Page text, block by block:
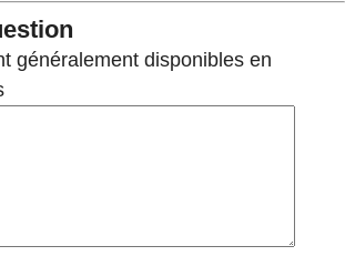
généralement disponibles en